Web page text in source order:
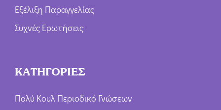
Εξέλιξη Παραγγελίας
Συχνές Ερωτήσεις
ΚΑΤΗΓΟΡΙΕΣ
Πολύ Κουλ Περιοδικό Γνώσεων